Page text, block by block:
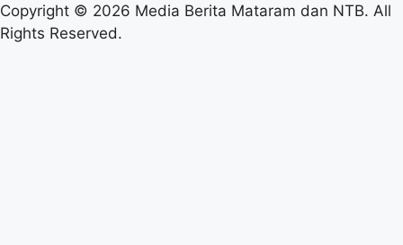
Copyright © 2026 Media Berita Mataram dan NTB. All
Rights Reserved.